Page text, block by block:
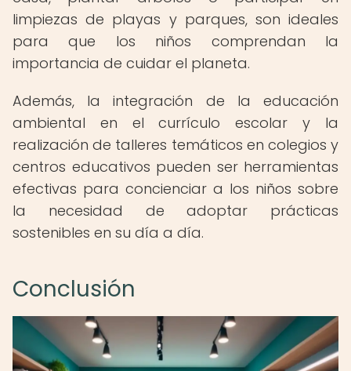
limpiezas de playas y parques, son ideales
para que los niños comprendan la
importancia de cuidar el planeta.
Además, la integración de la educación
ambiental en el currículo escolar y la
realización de talleres temáticos en colegios y
centros educativos pueden ser herramientas
efectivas para concienciar a los niños sobre
la necesidad de adoptar prácticas
sostenibles en su día a día.
Conclusión